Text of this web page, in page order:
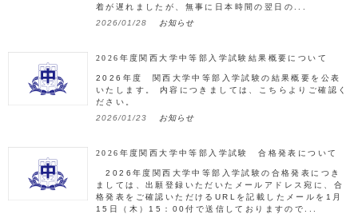
着が遅れましたが、無事に日本時間の翌日の...
2026/01/28
お知らせ
2026年度関西大学中等部入学試験結果概要について
2026年度 関西大学中等部入学試験の結果概要を公表
いたします。 内容につきましては、こちらよりご確認く
ださい。
2026/01/23
お知らせ
2026年度関西大学中等部入学試験 合格発表について
2026年度関西大学中等部入学試験の合格発表につき
ましては、出願登録いただいたメールアドレス宛に、合
格発表をご確認いただけるURLを記載したメールを1月
15日（木）15：00付で送信しておりますので...